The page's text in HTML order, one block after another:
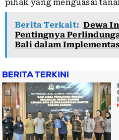
pihak yang menguasai
Berita Terkait: Dewa
Pentingnya
Bali dalam
BERITA TERKINI